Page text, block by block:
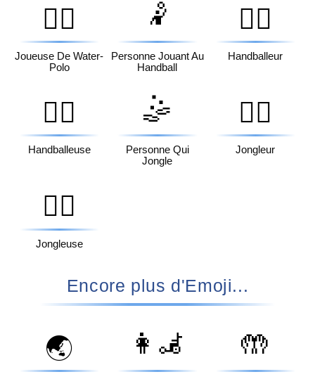
🤽‍♀️
Joueuse De Water-
Polo
🤾
Personne Jouant Au
Handball
🤾‍♂️
Handballeur
🤾‍♀️
Handballeuse
🤹
Personne Qui
Jongle
🤹‍♂️
Jongleur
🤹‍♀️
Jongleuse
Encore plus d'Emoji...
🌏 👩‍🦼 🤲